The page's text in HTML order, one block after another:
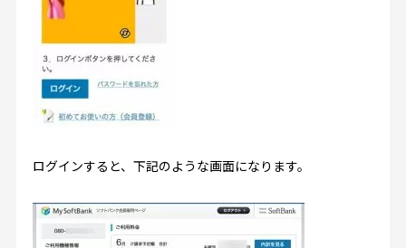
ログインすると、下記のような画面になります。